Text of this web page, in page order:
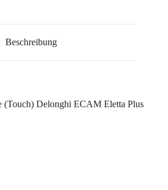
Beschreibung
(Touch) Delonghi ECAM Eletta Plus